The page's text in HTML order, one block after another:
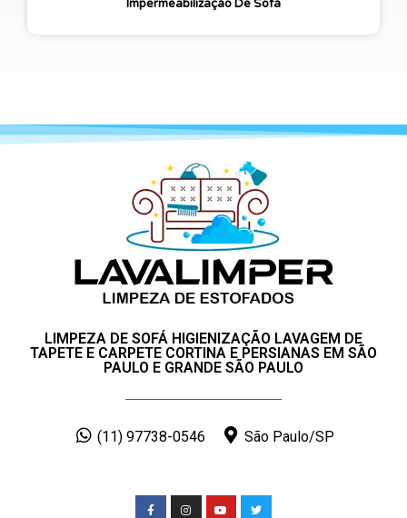
Impermeabilização De Sofá
LIMPEZA DE SOFÁ HIGIENIZAÇÃO LAVAGEM DE
TAPETE E CARPETE CORTINA E PERSIANAS EM SÃO
PAULO E GRANDE SÃO PAULO
(11) 97738-0546 São Paulo/SP